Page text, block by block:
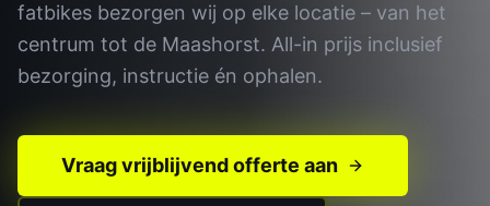
fatbikes bezorgen wij op elke locatie – van het
centrum tot de Maashorst. All-in prijs inclusief
bezorging, instructie én ophalen.
Vraag vrijblijvend offerte aan